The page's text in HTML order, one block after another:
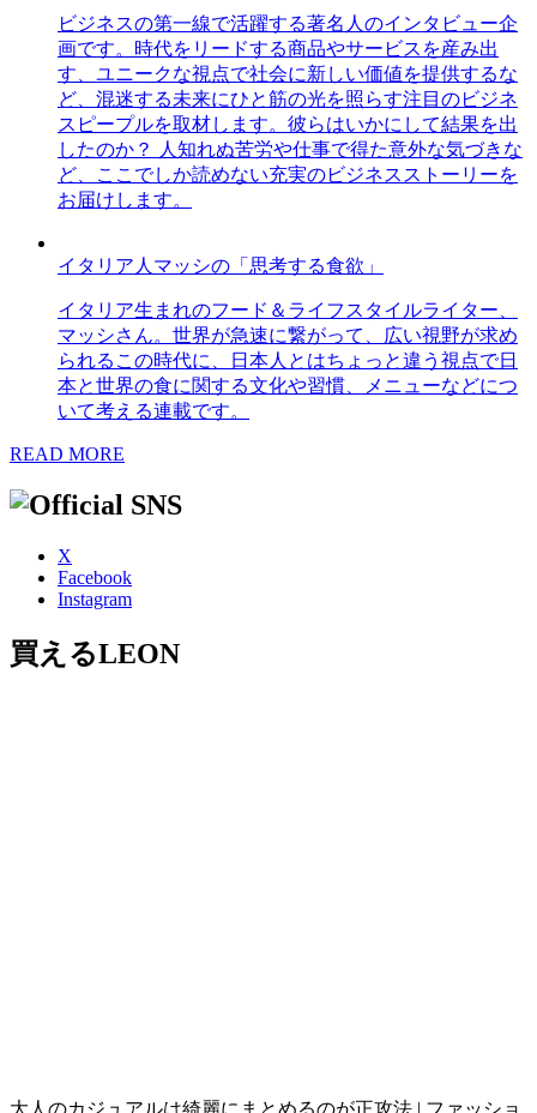
ビジネスの第一線で活躍する著名人のインタビュー企
画です。時代をリードする商品やサービスを産み出
す、ユニークな視点で社会に新しい価値を提供するな
ど、混迷する未来にひと筋の光を照らす注目のビジネ
スピープルを取材します。彼らはいかにして結果を出
したのか？ 人知れぬ苦労や仕事で得た意外な気づきな
ど、ここでしか読めない充実のビジネスストーリーを
お届けします。
イタリア人マッシの「思考する食欲」
イタリア生まれのフード＆ライフスタイルライター、
マッシさん。世界が急速に繋がって、広い視野が求め
られるこの時代に、日本人とはちょっと違う視点で日
本と世界の食に関する文化や習慣、メニューなどにつ
いて考える連載です。
READ MORE
X
Facebook
Instagram
買えるLEON
大人のカジュアルは綺麗にまとめるのが正攻法 | ファッショ